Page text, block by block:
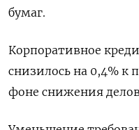
бумаг.
Корпоративное
снизилось на 0,4% к
фоне ‌снижения